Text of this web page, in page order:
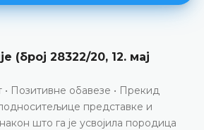
Албаније, представка
пресуда од 23. јуна 2026.
• Разрјешење дужности
8. Европске конвенције